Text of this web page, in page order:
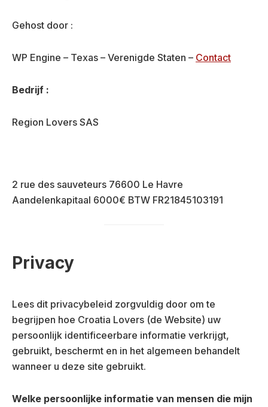
Gehost door :
WP Engine – Texas – Verenigde Staten – Contact
Bedrijf :
Region Lovers SAS
2 rue des sauveteurs 76600 Le Havre
Aandelenkapitaal 6000€ BTW FR21845103191
Privacy
Lees dit privacybeleid zorgvuldig door om te
begrijpen hoe Croatia Lovers (de Website) uw
persoonlijk identificeerbare informatie verkrijgt,
gebruikt, beschermt en in het algemeen behandelt
wanneer u deze site gebruikt.
Welke persoonlijke informatie van mensen die mijn